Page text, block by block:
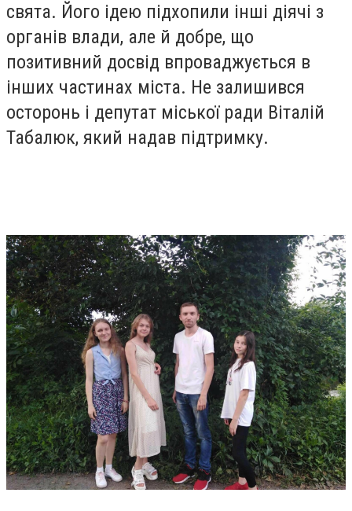
свята. Його ідею підхопили інші діячі з
органів влади, але й добре, що
позитивний досвід впроваджується в
інших частинах міста. Не залишився
осторонь і депутат міської ради Віталій
Табалюк, який надав підтримку.